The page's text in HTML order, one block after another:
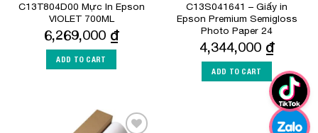
C13T804D00 Mực In Epson
VIOLET 700ML
6,269,000 ₫
ADD TO CART
C13S041641 – Giấy in
Epson Premium Semigloss
Photo Paper 24
4,344,000 ₫
ADD TO CART